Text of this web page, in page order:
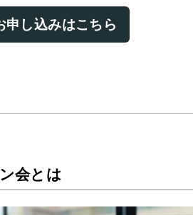
申し込みはこちら
会とは